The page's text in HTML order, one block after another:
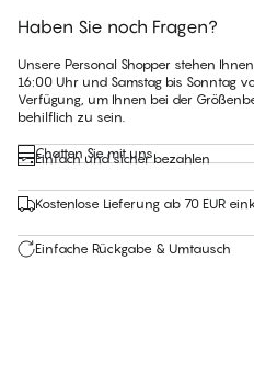
Haben Sie noch Fragen?
Unsere Personal Shopper stehen
16:00 Uhr und Samstag bis Sonntag
Verfügung, um Ihnen bei der
behilflich zu sein.
Chatten Sie mit uns
Einfach und sicher bezahlen
Kostenlose Lieferung ab 70 EUR
Einfache Rückgabe & Umtausch